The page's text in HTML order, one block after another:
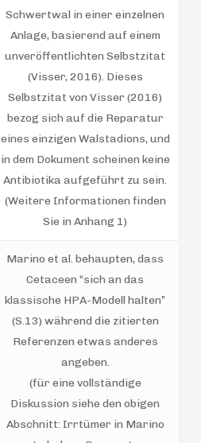
Schwertwal in einer einzelnen
Anlage, basierend auf einem
unveröffentlichten Selbstzitat
(Visser, 2016). Dieses
Selbstzitat von Visser (2016)
bezog sich auf die Reparatur
eines einzigen Walstadions, und
in dem Dokument scheinen keine
Antibiotika aufgeführt zu sein.
(Weitere Informationen finden
Sie in Anhang 1)
Marino et al. behaupten, dass
Cetaceen “sich an das
klassische HPA-Modell halten”
(S.13) während die zitierten
Referenzen etwas anderes
angeben.
(für eine vollständige
Diskussion siehe den obigen
Abschnitt: Irrtümer in Marino